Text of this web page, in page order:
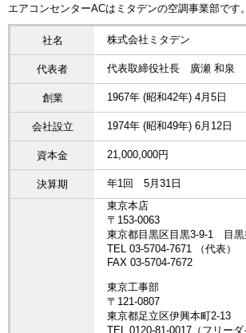
エアコンセンターACはミタデンの空調事業部です。
社名 株式会社ミタデン
代表者 代表取締役社長 廣瀬 和泉
創業 1967年 (昭和42年) 4月5日
会社設立 1974年 (昭和49年) 6月12日
資本金 21,000,000円
決算期 年1回 5月31日